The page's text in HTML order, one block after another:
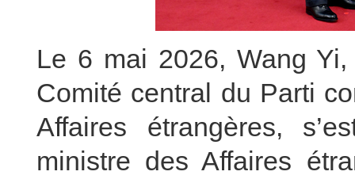
Le 6 mai 2026, Wang
Comité central du Parti
Affaires étrangères,
ministre des Affaires